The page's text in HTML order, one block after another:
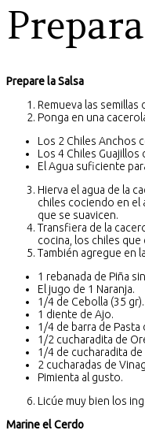
Prepare la Salsa
Remueva las
Ponga en una
Los 2 Chiles Anchos
Los 4 Chiles
El Agua suficiente
Hierva el agua de la
chiles cociendo en el
que se suavicen.
Transfiera de la
cocina, los chiles que
También agregue en
1 rebanada de Piña
El jugo de 1 Naranja.
1/4 de Cebolla (35 gr).
1 diente de Ajo.
1/4 de barra de Pasta
1/2 cucharadita de
1/4 de cucharadita de
2 cucharadas de
Pimienta al gusto.
Licúe muy bien los
Marine el Cerdo